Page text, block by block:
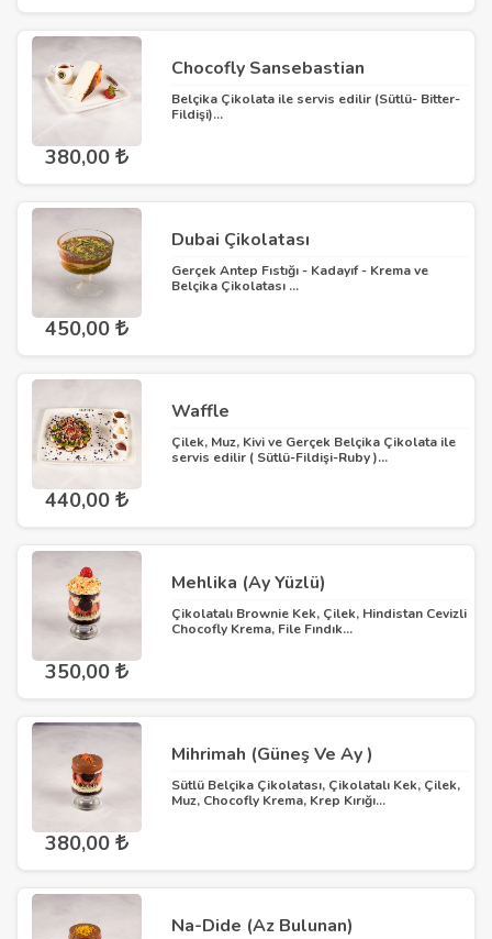
380,00
Chocofly Sansebastian
Belçika Çikolata ile servis edilir (Sütlü- Bitter-
Fildişi)...
450,00
Dubai Çikolatası
Gerçek Antep Fıstığı - Kadayıf - Krema ve
Belçika Çikolatası ...
440,00
Waffle
Çilek, Muz, Kivi ve Gerçek Belçika Çikolata ile
servis edilir ( Sütlü-Fildişi-Ruby )...
350,00
Mehlika (Ay Yüzlü)
Çikolatalı Brownie Kek, Çilek, Hindistan Cevizli
Chocofly Krema, File Fındık...
380,00
Mihrimah (Güneş Ve Ay )
Sütlü Belçika Çikolatası, Çikolatalı Kek, Çilek,
Muz, Chocofly Krema, Krep Kırığı...
Na-Dide (Az Bulunan)